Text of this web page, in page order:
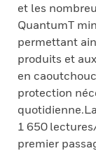
et les
QuantumT
permettant
produits et
en
protection
1 650
premier